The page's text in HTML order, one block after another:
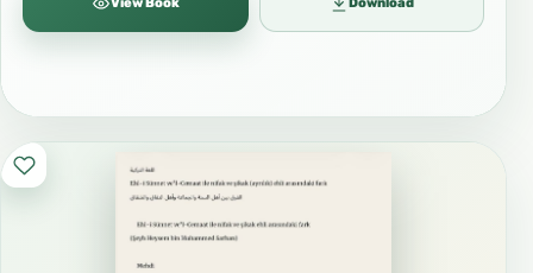
View Book Download